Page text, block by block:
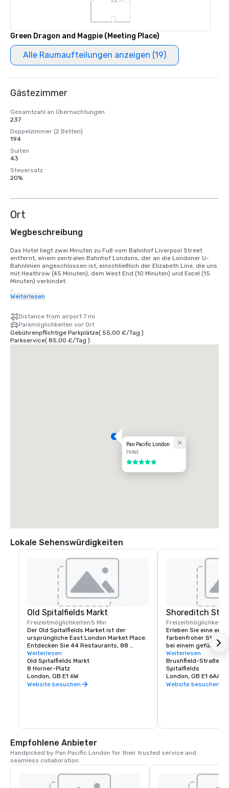
Green Dragon and Magpie (Meeting Place)
Alle Raumaufteilungen anzeigen (19)
Gästezimmer
Gesamtzahl an Übernachtungen
237
Doppelzimmer (2 Betten)
194
Suiten
43
Steuersatz
20%
Ort
Wegbeschreibung
Das Hotel liegt zwei Minuten zu Fuß vom Bahnhof Liverpool Street
entfernt, einem zentralen Bahnhof Londons, der an die Londoner U-
Bahnlinien angeschlossen ist, einschließlich der Elizabeth Line, die uns
mit Heathrow (45 Minuten), dem West End (10 Minuten) und Excel (15
Minuten) verbindet.
Ein Parkservice, ein Flughafenservice und ein Abholservice vom
Weiterlesen
Distance from airport 7 mi
Parkmöglichkeiten vor Ort
Gebührenpflichtige Parkplätze( 55,00 £/Tag )
Parkservice( 85,00 £/Tag )
Pan Pacific London
Hotel
5 von 5
Lokale Sehenswürdigkeiten
Old Spitalfields Markt
Freizeitmöglichkeiten 5 Min
Der Old Spitalfields Market ist der
ursprüngliche East London Market Place.
Entdecken Sie 44 Restaurants, 88
Marktstände und 25 Street Food-
Händler unter einem viktorianischen
Marktdach im aufregendsten Viertel von
Heart of London.
Weiterlesen
Old Spitalfields Markt
8 Horner-Platz
London, GB E1 6W
Website besuchen
Shoreditch
Freizeitmöglichkeiten
Erleben Sie eine
farbenfroher
bei einem geführten
Brick Lane und
Ihr fachkundiger
die Magie, die
Techniken enthüllen,
Weiterlesen
Brushfield-Straße
Spitalfields
London, GB E1 6AA
Website besuchen
Empfohlene Anbieter
Handpicked by Pan Pacific London for their trusted service and
seamless collaboration.